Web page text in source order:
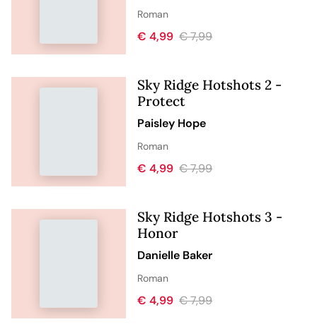
Roman
€ 4,99 € 7,99
Sky Ridge Hotshots 2 -
Protect
Paisley Hope
Roman
€ 4,99 € 7,99
Sky Ridge Hotshots 3 -
Honor
Danielle Baker
Roman
€ 4,99 € 7,99